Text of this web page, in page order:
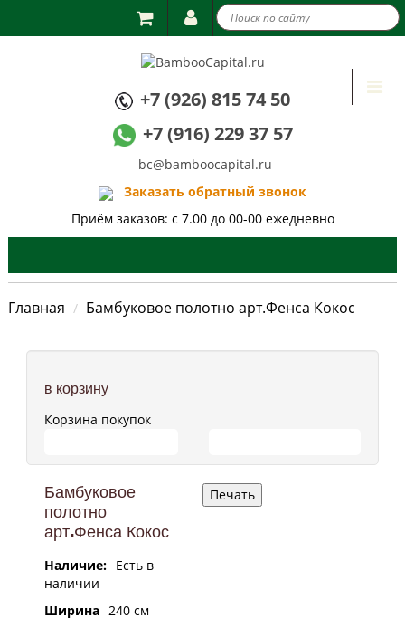
+7 (926) 815 74 50
+7 (916) 229 37 57
bc@bamboocapital.ru
Заказать обратный звонок
Приём заказов: с 7.00 до 00-00 ежедневно
Главная Бамбуковое полотно арт.Фенса Кокос
в корзину
Корзина покупок
Бамбуковое
полотно
арт.Фенса Кокос
Наличие: Есть в
наличии
Ширина 240 cм